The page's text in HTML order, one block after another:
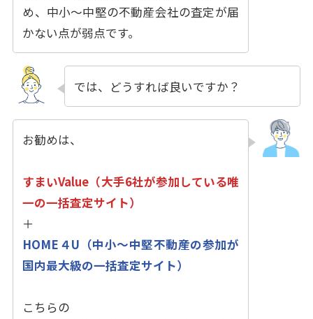
め、中小〜中堅の不動産会社の査定が届
かない点が弱点です。
では、どうすれば良いですか？
お勧めは、
すまいValue（大手6社が参加している唯
一の一括査定サイト）
＋
HOME４U（中小〜中堅不動産の参加が
国内最大級の一括査定サイト）
こちらの